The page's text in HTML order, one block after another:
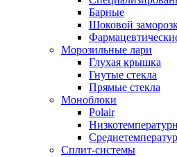
Барные
Шоковой
Морозильные лари
Глухая крышка
Гнутые стекла
Прямые стекла
Моноблоки
Polair
Сплит-системы